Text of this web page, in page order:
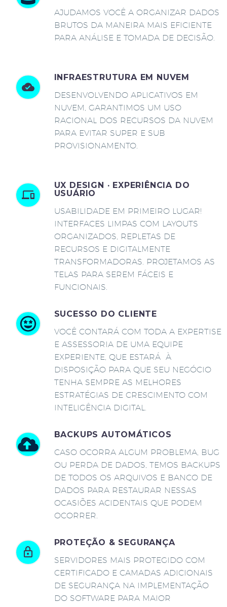
AJUDAMOS VOCÊ A ORGANIZAR DADOS
BRUTOS DA MANEIRA MAIS EFICIENTE
PARA ANÁLISE E TOMADA DE DECISÃO.
INFRAESTRUTURA EM NUVEM
DESENVOLVENDO APLICATIVOS EM
NUVEM, GARANTIMOS UM USO
RACIONAL DOS RECURSOS DA NUVEM
PARA EVITAR SUPER E SUB
PROVISIONAMENTO.
UX DESIGN · EXPERIÊNCIA DO
USUÁRIO
USABILIDADE EM PRIMEIRO LUGAR!
INTERFACES LIMPAS COM LAYOUTS
ORGANIZADOS, REPLETAS DE
RECURSOS E DIGITALMENTE
TRANSFORMADORAS. PROJETAMOS AS
TELAS PARA SEREM FÁCEIS E
FUNCIONAIS.
SUCESSO DO CLIENTE
VOCÊ CONTARÁ COM TODA A EXPERTISE
E ASSESSORIA DE UMA EQUIPE
EXPERIENTE, QUE ESTARÁ À
DISPOSIÇÃO PARA QUE SEU NEGÓCIO
TENHA SEMPRE AS MELHORES
ESTRATÉGIAS DE CRESCIMENTO COM
INTELIGÊNCIA DIGITAL.
BACKUPS AUTOMÁTICOS
CASO OCORRA ALGUM PROBLEMA, BUG
OU PERDA DE DADOS, TEMOS BACKUPS
DE TODOS OS ARQUIVOS E BANCO DE
DADOS PARA RESTAURAR NESSAS
OCASIÕES ACIDENTAIS QUE PODEM
OCORRER.
PROTEÇÃO & SEGURANÇA
SERVIDORES MAIS PROTEGIDO COM
CERTIFICADO E CAMADAS ADICIONAIS
DE SEGURANÇA NA IMPLEMENTAÇÃO
DO SOFTWARE PARA MAIOR